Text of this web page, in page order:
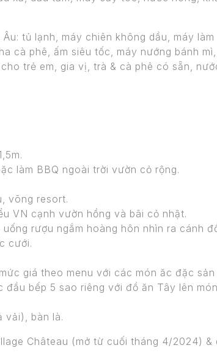
tủ lạnh, máy chiên không dầu, máy
cà phê, ấm siêu tốc, máy nướng bánh
trẻ em, gia vị, trà & cà phê có sẵn,
làm BBQ ngoài trời vườn cỏ rộng.
võng resort.
VN cạnh vườn hồng và bãi cỏ nhật.
rượu ngắm hoàng hôn nhìn ra cánh
cưới.
giá theo menu với các món ăc đặc
bếp 5 sao riêng với đồ ăn Tây lên
vải), bàn là.
Château (mở từ cuối tháng 4/2024)